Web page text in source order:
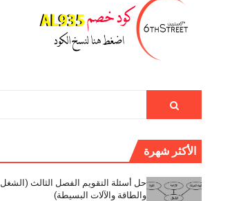
الأكثر شهرة
حل أسئلة التقويم الفصل الثالث (الشغل
والطاقة والآلات البسيطة)